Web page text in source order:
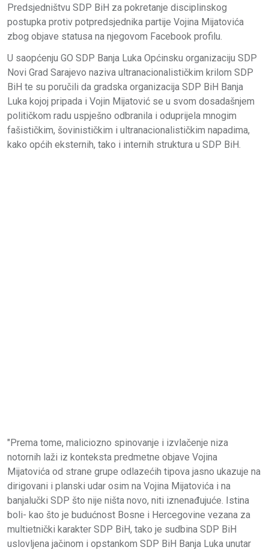
Predsjedništvu SDP BiH za pokretanje disciplinskog
postupka protiv potpredsjednika partije Vojina Mijatovića
zbog objave statusa na njegovom Facebook profilu.
U saopćenju GO SDP Banja Luka Općinsku organizaciju SDP
Novi Grad Sarajevo naziva ultranacionalističkim krilom SDP
BiH te su poručili da gradska organizacija SDP BiH Banja
Luka kojoj pripada i Vojin Mijatović se u svom dosadašnjem
političkom radu uspješno odbranila i oduprijela mnogim
fašističkim, šovinističkim i ultranacionalističkim napadima,
kako općih eksternih, tako i internih struktura u SDP BiH.
"Prema tome, maliciozno spinovanje i izvlačenje niza
notornih laži iz konteksta predmetne objave Vojina
Mijatovića od strane grupe odlazećih tipova jasno ukazuje na
dirigovani i planski udar osim na Vojina Mijatovića i na
banjalučki SDP što nije ništa novo, niti iznenađujuće. Istina
boli- kao što je budućnost Bosne i Hercegovine vezana za
multietnički karakter SDP BiH, tako je sudbina SDP BiH
uslovljena jačinom i opstankom SDP BiH Banja Luka unutar